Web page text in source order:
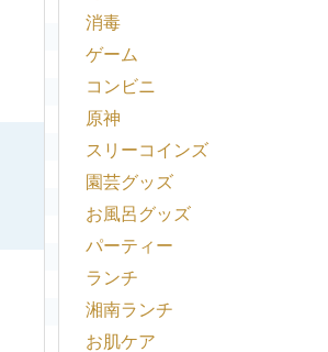
消毒
ゲーム
コンビニ
原神
スリーコインズ
園芸グッズ
お風呂グッズ
パーティー
ランチ
湘南ランチ
お肌ケア